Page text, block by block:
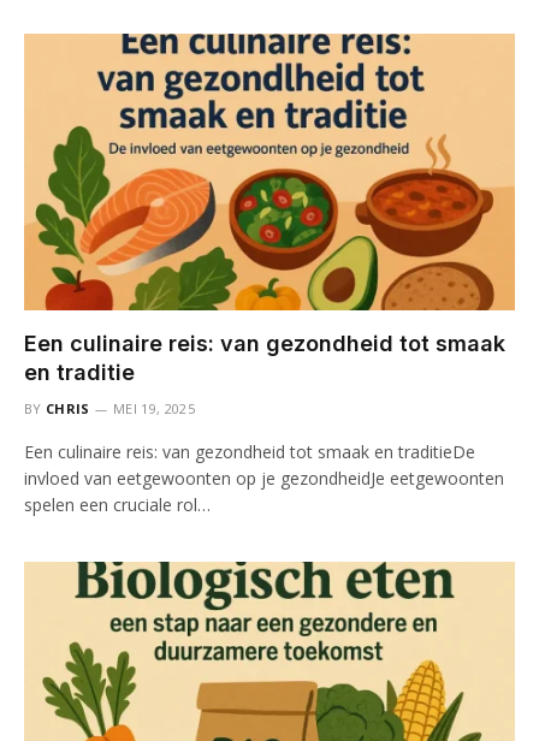
Een culinaire reis: van gezondheid tot smaak
en traditie
BY CHRIS MEI 19, 2025
Een culinaire reis: van gezondheid tot smaak en traditieDe
invloed van eetgewoonten op je gezondheidJe eetgewoonten
spelen een cruciale rol…